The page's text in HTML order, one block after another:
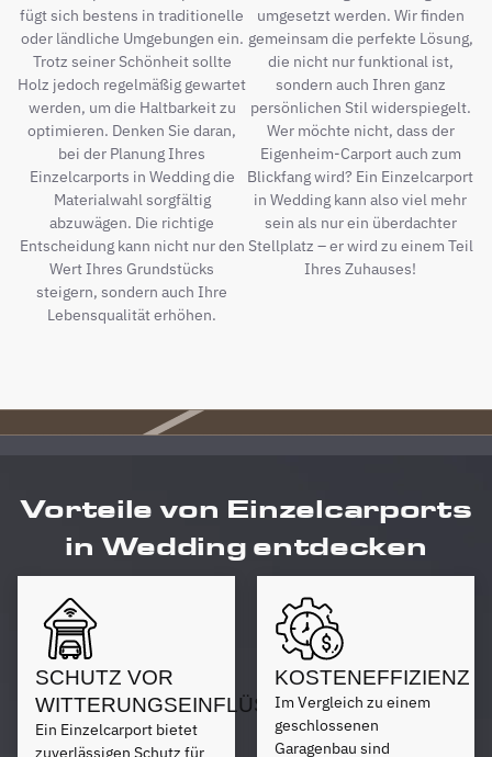
fügt sich bestens in traditionelle
oder ländliche Umgebungen ein.
Trotz seiner Schönheit sollte
Holz jedoch regelmäßig gewartet
werden, um die Haltbarkeit zu
optimieren. Denken Sie daran,
bei der Planung Ihres
Einzelcarports in Wedding die
Materialwahl sorgfältig
abzuwägen. Die richtige
Entscheidung kann nicht nur den
Wert Ihres Grundstücks
steigern, sondern auch Ihre
Lebensqualität erhöhen.
umgesetzt werden. Wir finden
gemeinsam die perfekte Lösung,
die nicht nur funktional ist,
sondern auch Ihren ganz
persönlichen Stil widerspiegelt.
Wer möchte nicht, dass der
Eigenheim-Carport auch zum
Blickfang wird? Ein Einzelcarport
in Wedding kann also viel mehr
sein als nur ein überdachter
Stellplatz – er wird zu einem Teil
Ihres Zuhauses!
Vorteile von Einzelcarports
in Wedding entdecken
SCHUTZ VOR
WITTERUNGSEINFLÜSSEN
Ein Einzelcarport bietet
zuverlässigen Schutz für
KOSTENEFFIZIENZ
Im Vergleich zu einem
geschlossenen
Garagenbau sind